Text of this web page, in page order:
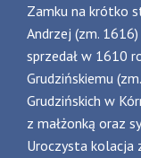
Zamku na krótko
Andrzej (zm. 1616)
sprzedał w 1610
Grudzińskiemu
Grudzińskich w
z małżonką oraz
Uroczysta kolacja